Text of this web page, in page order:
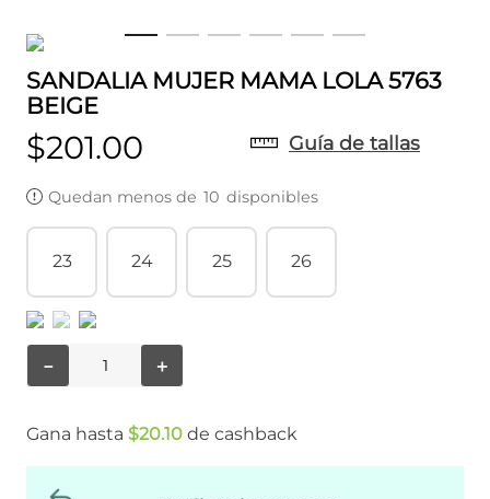
SANDALIA MUJER MAMA LOLA 5763
BEIGE
$201.00 Guía de tallas
Quedan menos de 10 disponibles
23 24 25 26
＋
－
Gana hasta $20.10 de cashback